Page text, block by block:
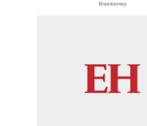
Brainberries